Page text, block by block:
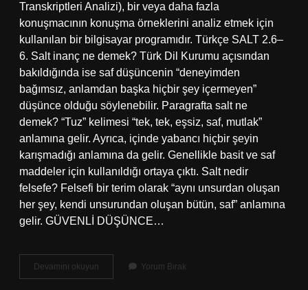
Transkriptleri Analizi), bir veya daha fazla
konuşmacının konuşma örneklerini analiz etmek için
kullanılan bir bilgisayar programıdır. Türkçe SALT 2.6–
6. Salt inanç ne demek? Türk Dil Kurumu açısından
bakıldığında ise saf düşüncenin “deneyimden
bağımsız, anlamdan başka hiçbir şey içermeyen”
düşünce olduğu söylenebilir. Paragrafta salt ne
demek? “Tuz” kelimesi “tek, tek, eşsiz, saf, mutlak”
anlamına gelir. Ayrıca, içinde yabancı hiçbir şeyin
karışmadığı anlamına da gelir. Genellikle basit ve saf
maddeler için kullanıldığı ortaya çıktı. Salt nedir
felsefe? Felsefi bir terim olarak “aynı unsurdan oluşan
her şey, kendi unsurundan oluşan bütün, saf” anlamına
gelir. GÜVENLİ DÜŞÜNCE…
Devamını okuyun
Felsefede
Yorum Bırak